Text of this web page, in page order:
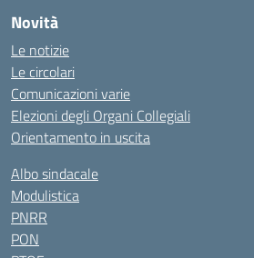
Novità
Le notizie
Le circolari
Comunicazioni varie
Elezioni degli Organi Collegiali
Orientamento in uscita
Albo sindacale
Modulistica
PNRR
PON